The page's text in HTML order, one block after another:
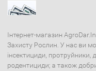
Інтернет-магазин
Захисту Рослин. У нас ви
інсектициди, протруйники,
родентициди; а також